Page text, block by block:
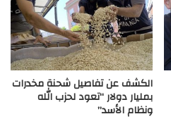
الكشف عن تفاصيل شحنة مخدرات
بمليار دولار “تعود لحزب الله
ونظام الأسد”